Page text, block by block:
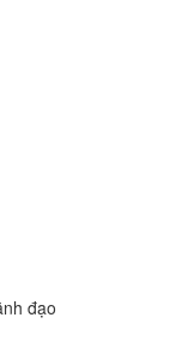
đạo